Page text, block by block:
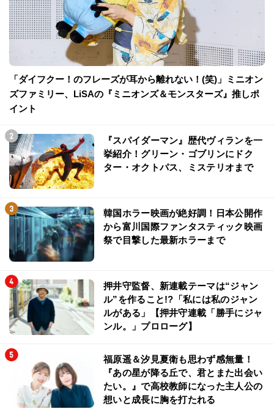
「ダイフクー！のフレーズが耳から離れない！(笑)」ミニオン
ズファミリー、LiSAの『ミニオンズ＆モンスターズ』推しポ
イント
『スパイダーマン』歴代ヴィランを一
挙紹介！グリーン・ゴブリンにドク
ター・オクトパス、ミステリオまで
韓国ホラー映画が絶好調！日本公開作
から富川国際ファンタスティック映画
祭で目撃した最新ホラーまで
押井守監督、新連載テーマは“ジャン
ル”を作ること!?「私には私のジャン
ルがある」【押井守連載「勝手にジャ
ンル。」プロローグ】
福原遥＆汐見夏衛も思わず感無量！
『あの星が降る丘で、君とまた出会い
たい。』で高校教師になった主人公の
想いと成長に胸を打たれる